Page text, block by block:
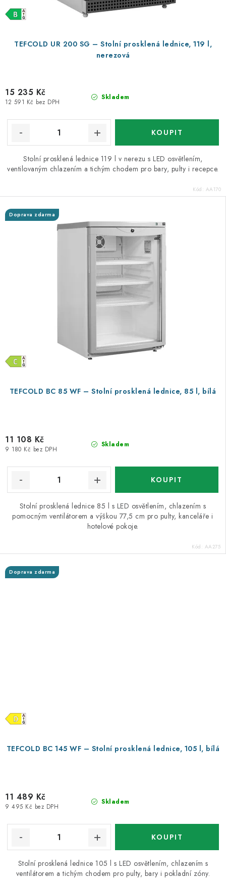
TEFCOLD UR 200 SG – Stolní prosklená lednice, 119 l,
nerezová
Skladem
12 591 Kč bez DPH
15 235 Kč
Stolní prosklená lednice 119 l v nerezu s LED osvětlením,
ventilovaným chlazením a tichým chodem pro bary, pulty i recepce.
Kód: AA170
TEFCOLD BC 85 WF – Stolní prosklená lednice, 85 l, bílá
Doprava zdarma
Skladem
9 180 Kč bez DPH
11 108 Kč
Stolní prosklená lednice 85 l s LED osvětlením, chlazením s
pomocným ventilátorem a výškou 77,5 cm pro pulty, kanceláře i
hotelové pokoje.
Kód: AA275
TEFCOLD BC 145 WF – Stolní prosklená lednice, 105 l, bílá
Doprava zdarma
Skladem
9 495 Kč bez DPH
11 489 Kč
Stolní prosklená lednice 105 l s LED osvětlením, chlazením s
ventilátorem a tichým chodem pro pulty, bary i pokladní zóny.